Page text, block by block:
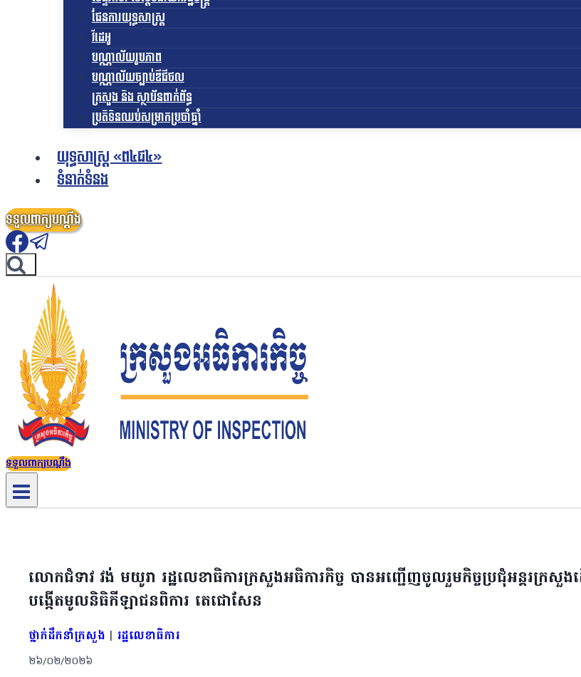
ផែនការយុទ្ធសាស្រ្ត
វីដេអូ
បណ្ណាល័យរូបភាព
បណ្ណាល័យច្បាប់ឌីជីថល
ក្រសួង និង ស្ថាប័នពាក់ព័ន្ធ
ប្រតិទិនឈប់សម្រាកប្រចាំឆ្នាំ
យុទ្ធសាស្ត្រ «ព៤ជ៤»
ទំនាក់ទំនង
ទទួលពាក្យបណ្តឹង
ទទួលពាក្យបណ្តឹង
លោកជំទាវ វង់ មយូរា រដ្ឋលេខាធិការក្រសួងអធិការកិច្ច បានអញ្ជើញចូលរួមកិច្ចប្រជុំអន្តរក្រសួង
បង្កើតមូលនិធិកីឡាជនពិការ តេជោសែន
ថ្នាក់ដឹកនាំក្រសួង | រដ្ឋលេខាធិការ
២៦/០២/២០២៦